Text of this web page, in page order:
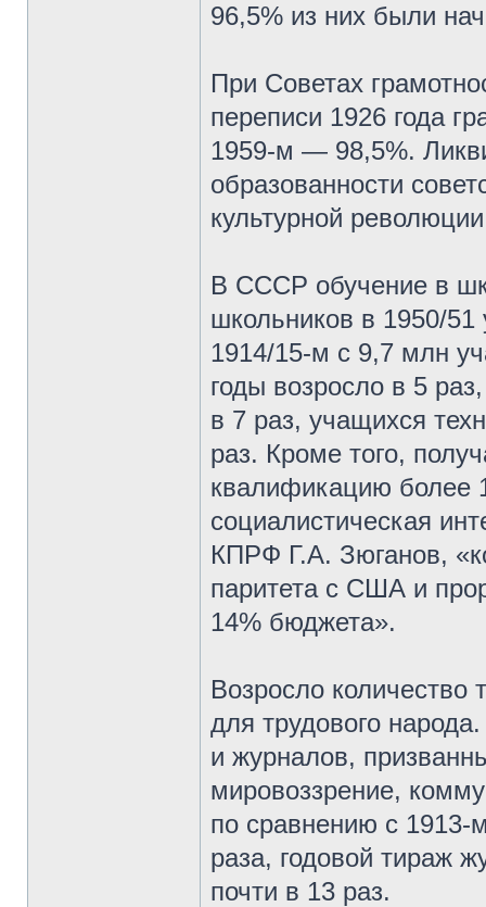
96,5% из них были
При Советах
переписи 1926 года
1959-м — 98,5%.
образованности
культурной
В СССР обучение в
школьников в 1950/51
1914/15-м с 9,7 млн
годы возросло в 5
в 7 раз, учащихся
раз. Кроме того,
квалификацию более
социалистическая
КПРФ Г.А. Зюганов,
паритета с США и
14% бюджета».
Возросло количество
для трудового
и журналов,
мировоззрение,
по сравнению с 1913-
раза, годовой тираж
почти в 13 раз.